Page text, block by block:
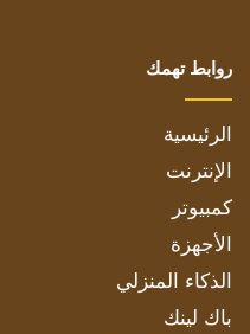
روابط تهمك
الرئيسية
الإنترنت
كمبيوتر
الأجهزة
الذكاء المنزلي
باك لينك